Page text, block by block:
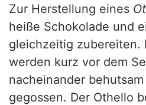
Zur Herstellung eines
heiße Schokolade und
gleichzeitig zubereiten.
werden kurz vor dem
nacheinander
gegossen. Der Othello